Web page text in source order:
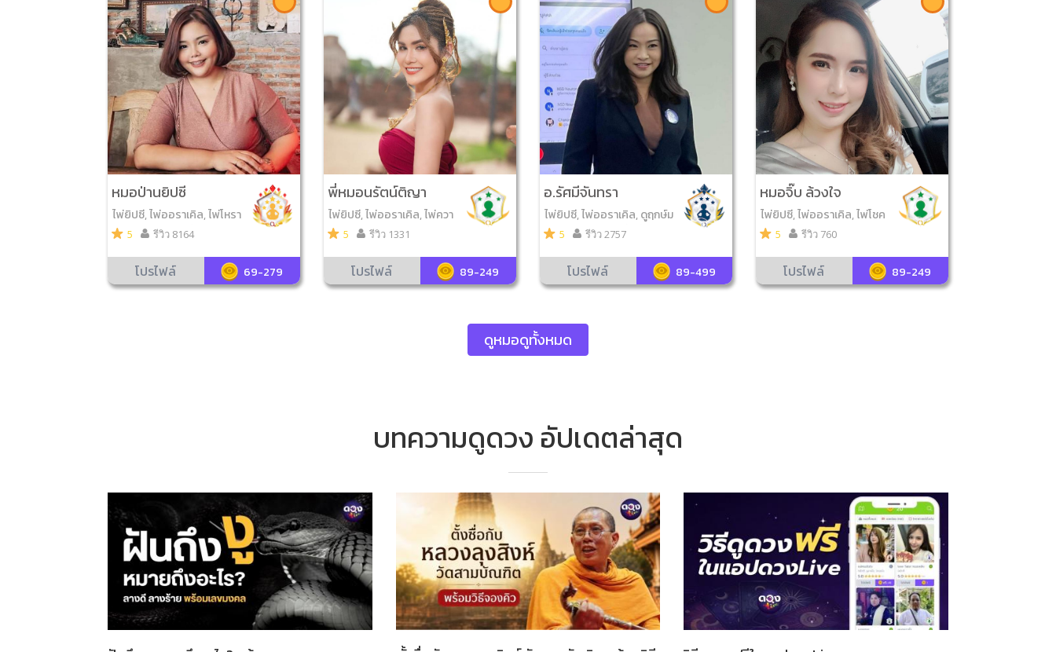
หมอป่านยิปซี
ไพ่ยิปซี, ไพ่ออราเคิล, ไพ่โหรา
ศาสตร์, ศาสตร์เสี่ยงทาย, ไพ่
คราช, ไพ่ความรัก, ไพ่สามก๊ก
5 รีวิว 8164
โปรไฟล์ 69-279
พี่หมอนรัตน์ติญา
ไพ่ยิปซี, ไพ่ออราเคิล, ไพ่ควา
มรัก, ไพ่ขลัง
5 รีวิว 1331
โปรไฟล์ 89-249
อ.รัศมีจันทรา
ไพ่ยิปซี, ไพ่ออราเคิล, ดูฤกษ์ม
งคล, ไพ่ความรัก, ตั้งชื่อมงค
5 รีวิว 2757
โปรไฟล์ 89-499
หมอจิ๊บ ล้วงใจ
ไพ่ยิปซี, ไพ่ออราเคิล, ไพ่โชค
ดีมีสุข, ไพ่ขลัง
5 รีวิว 760
โปรไฟล์ 89-249
ดูหมอดูทั้งหมด
บทความดูดวง อัปเดตล่าสุด